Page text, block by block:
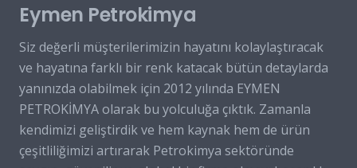
Eymen Petrokimya
Siz değerli müşterilerimizin hayatını kolaylaştıracak
ve hayatına farklı bir renk katacak bütün detaylarda
yanınızda olabilmek için 2012 yılında EYMEN
PETROKİMYA olarak bu yolculuğa çıktık. Zamanla
kendimizi geliştirdik ve hem kaynak hem de ürün
çeşitliliğimizi artırarak Petrokimya sektöründe